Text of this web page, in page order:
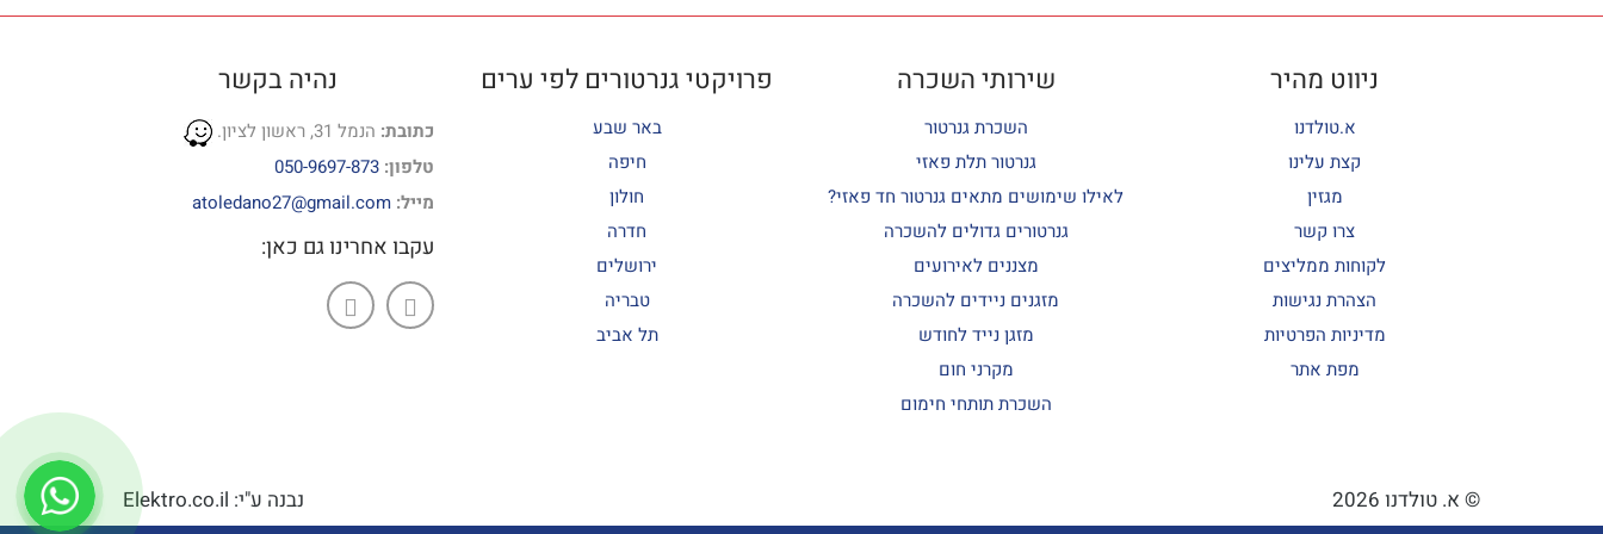
ניווט מהיר
א.טולדנו
קצת עלינו
מגזין
צרו קשר
לקוחות ממליצים
הצהרת נגישות
מדיניות הפרטיות
מפת אתר
שירותי השכרה
השכרת גנרטור
גנרטור תלת פאזי
לאילו שימושים מתאים גנרטור חד פאזי?
גנרטורים גדולים להשכרה
מצננים לאירועים
מזגנים ניידים להשכרה
מזגן נייד לחודש
מקרני חום
השכרת תותחי חימום
פרויקטי גנרטורים לפי ערים
באר שבע
חיפה
חולון
חדרה
ירושלים
טבריה
תל אביב
נהיה בקשר
כתובת: הנמל 31, ראשון לציון.
טלפון: 050-9697-873
מייל: atoledano27@gmail.com
עקבו אחרינו גם כאן:
© א. טולדנו 2026 נבנה ע"י: Elektro.co.il